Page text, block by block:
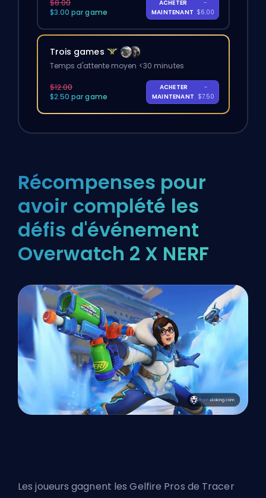
$8.00
$3.00 par game
ACHETER
MAINTENANT
-
$6.00
Trois games
Temps d'attente moyen <30 minutes
$12.00
$2.50 par game
ACHETER
MAINTENANT
-
$7.50
Récompenses pour
avoir complété les
défis d'événement
Overwatch 2 X NERF
Les joueurs gagnent les Gelfire Pros de Tracer